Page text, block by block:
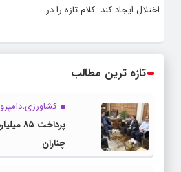
اختلال ایجاد کند. کلام تازه را در...
تازه ترین مطالب
پرداخت
چناران